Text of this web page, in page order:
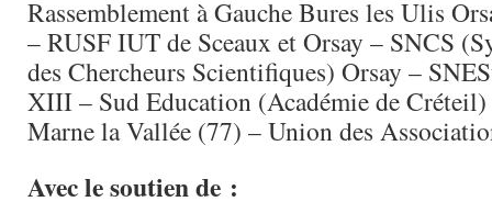
Rassemblement à Gauche Bures les Ulis
– RUSF IUT de Sceaux et Orsay – SNCS
des Chercheurs Scientifiques) Orsay –
XIII – Sud Education (Académie de Créteil)
Marne la Vallée (77) – Union des
Avec le soutien de :